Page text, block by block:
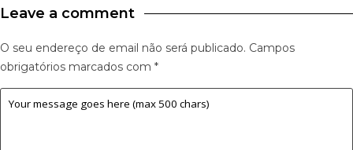
Leave a comment
O seu endereço de email não será publicado. Campos
obrigatórios marcados com *